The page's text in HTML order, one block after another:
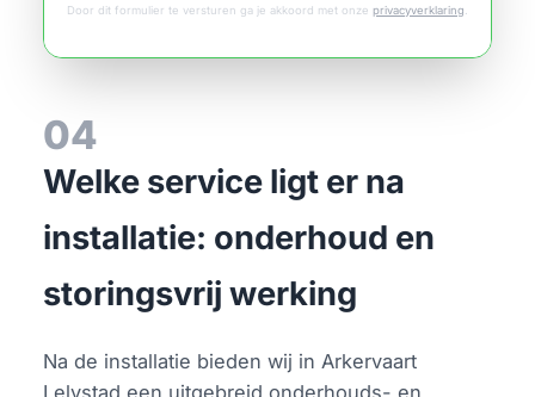
Door dit formulier te versturen ga je akkoord met onze privacyverklaring
04
Welke service ligt er na
installatie: onderhoud en
storingsvrij werking
Na de installatie bieden wij in Arkervaart
Lelystad een uitgebreid onderhouds- en